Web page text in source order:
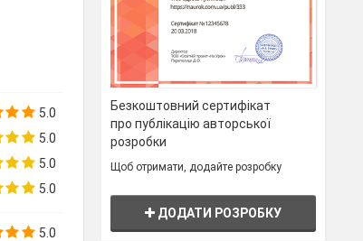
5.0
5.0
5.0
5.0
5.0
Безкоштовний сертифікат
про публікацію авторської
розробки
Щоб отримати, додайте розробку
ДОДАТИ РОЗРОБКУ